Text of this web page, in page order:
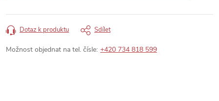
Dotaz k produktu Sdílet
Možnost objednat na tel. čísle: +420 734 818 599